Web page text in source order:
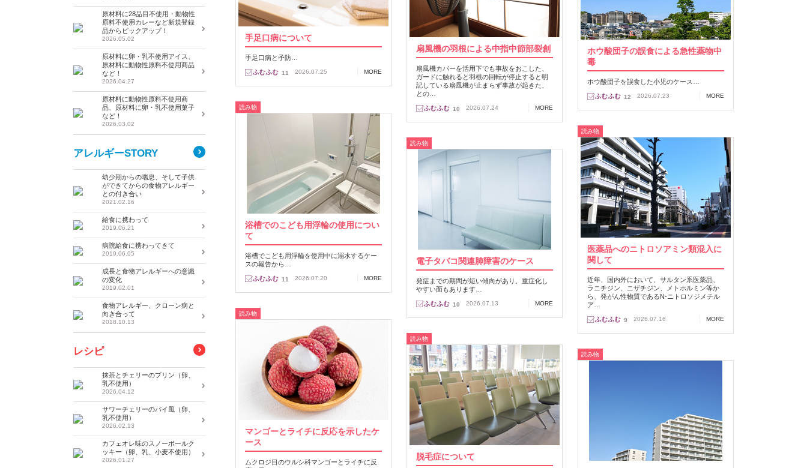
手足口病について
手足口病と予防…
11 2026.07.25 MORE
扇風機の羽根による中指中節部裂創
扇風機カバーを活用下でも事故をおこした、
ガードに触れると羽根の回転が停止すると明
記している扇風機が止まらず事故が起きた、
との…
10 2026.07.24 MORE
ホウ酸団子の誤食による急性薬物中
毒
ホウ酸団子を誤食した小児のケース…
12 2026.07.23
MORE
読み物
浴槽でのこども用浮輪の使用につい
て
浴槽でこども用浮輪を使用中に溺水するケー
スの報告から…
11 2026.07.20 MORE
読み物
医薬品へのニトロソアミン類混入に
関して
近年、国内外において、サルタン系医薬品、
ラニチジン、ニザチジン、メトホルミン等か
ら、発がん性物質であるN‐ニトロソジメチル
ア…
9 2026.07.16 MORE
読み物
電子タバコ関連肺障害のケース
発症までの期間が短い傾向があり、重症化し
やすい面もあります…
10 2026.07.13
MORE
読み物
マンゴーとライチに反応を示したケ
ース
ムクロジ目のウルシ科マンゴーとライチに反
読み物
脱毛症について
読み物
原材料に28品目不使用・動物性
原料不使用カレーなど新規登録
品からピックアップ！
2026.05.02
原材料に卵・乳不使用アイス、
原材料に動物性原料不使用商品
など！
2026.04.27
原材料に動物性原料不使用商
品、原材料に卵・乳不使用菓子
など！
2026.03.02
アレルギーSTORY
幼少期からの喘息、そして子供
ができてからの食物アレルギー
との付き合い
2021.02.16
給食に携わって
2019.06.21
病院給食に携わってきて
2019.06.05
成長と食物アレルギーへの意識
の変化
2019.02.01
食物アレルギー、クローン病と
向き合って
2018.10.13
レシピ
抹茶とチェリーのプリン（卵、
乳不使用）
2026.04.12
サワーチェリーのパイ風（卵、
乳不使用）
2026.02.13
カフェオレ味のスノーボールク
ッキー（卵、乳、小麦不使用）
2026.01.27